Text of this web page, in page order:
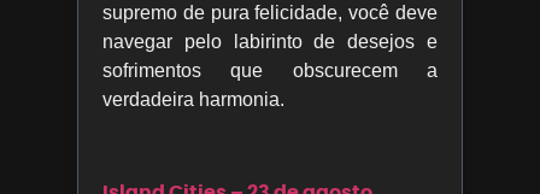
supremo de pura felicidade, você deve
navegar pelo labirinto de desejos e
sofrimentos que obscurecem a
verdadeira harmonia.